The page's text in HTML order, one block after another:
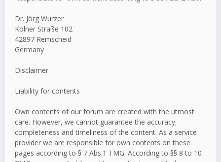
Dr. Jörg Wurzer
Kölner Straße 102
42897 Remscheid
Germany
Disclaimer
Liability for contents
Own contents of our forum are created with the utmost
care. However, we cannot guarantee the accuracy,
completeness and timeliness of the content. As a service
provider we are responsible for own contents on these
pages according to § 7 Abs.1 TMG. According to §§ 8 to 10